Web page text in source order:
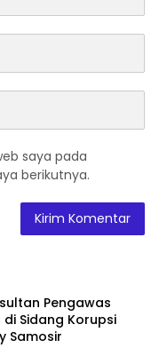
saya pada
berikutnya.
Pengawas
Sidang Korupsi
Samosir